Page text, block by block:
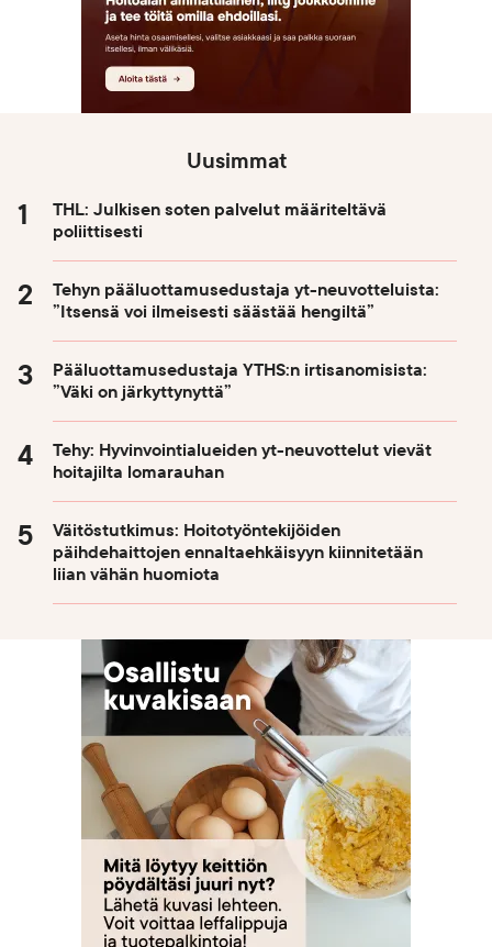
Uusimmat
THL: Julkisen soten palvelut määriteltävä
poliittisesti
Tehyn pääluottamusedustaja yt-neuvotteluista:
”Itsensä voi ilmeisesti säästää hengiltä”
Pääluottamusedustaja YTHS:n irtisanomisista:
”Väki on järkyttynyttä”
Tehy: Hyvinvointialueiden yt-neuvottelut vievät
hoitajilta lomarauhan
Väitöstutkimus: Hoitotyöntekijöiden
päihdehaittojen ennaltaehkäisyyn kiinnitetään
liian vähän huomiota